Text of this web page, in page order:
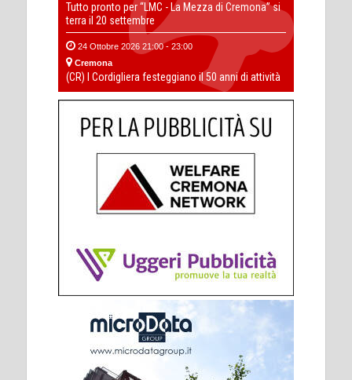
Tutto pronto per “LMC - La Mezza di Cremona” si
terra il 20 settembre
24 Ottobre 2026 21:00 - 23:00
Cremona
(CR) I Cordigliera festeggiano il 50 anni di attività